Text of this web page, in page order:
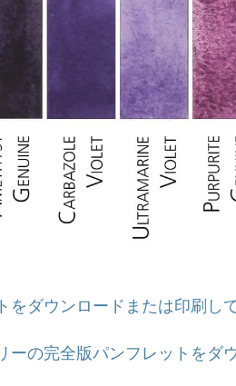
をダウンロードまたは印刷し
ーの完全版パンフレットをダ